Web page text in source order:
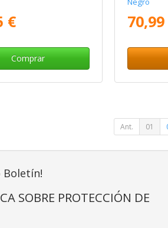
€
Comprar
Ant. 01
Boletín!
SOBRE PROTECCIÓN DE